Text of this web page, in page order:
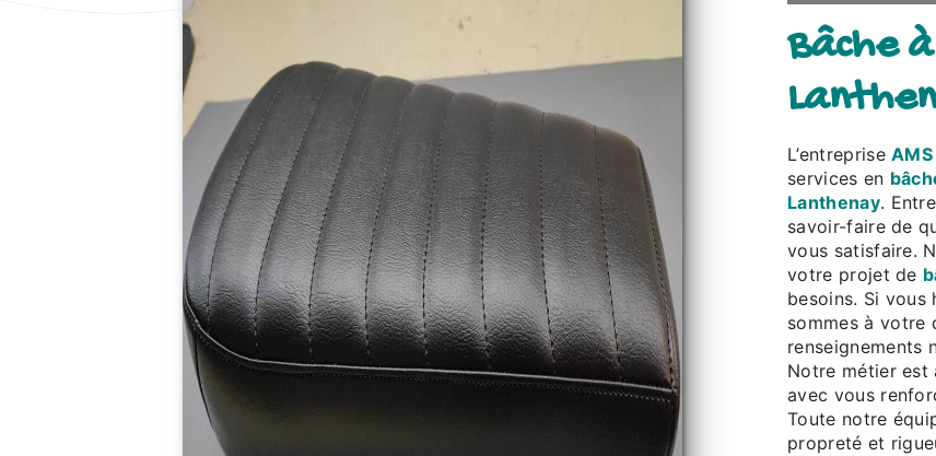
bâche à Romorantin-
L’entreprise
services en
Lanthenay.
savoir-faire de
vous satisfaire.
votre projet de
besoins. Si vous
sommes à votre
renseignements
Notre métier
avec vous
Toute notre
propreté et